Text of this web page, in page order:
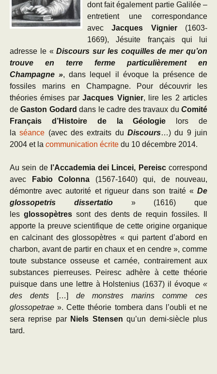
dont fait également partie Galilée –
entretient une correspondance
avecJacques Vignier (1603-
1669), Jésuite français qui lui
adresse le «Discours sur les coquilles de mer qu’on
trouve en terre ferme
particulièrement en
Champagne », dans lequel il évoque la présence de
fossiles marins en Champagne. Pour découvrir les
théories émises parJacques Vignier, lire les 2 articles
deGaston Godarddans le cadre des travaux duComité
Français d’Histoire de la Géologie
lors de
laséance (avec des extraits duDiscours…) du 9 juin
2004 et la communication écrite du 10 décembre 2014.
Au sein de l’Accademia dei Lincei, Pereisccorrespond
avec
Fabio Colonna (1567-1640) qui, de nouveau,
démontre avec autorité et rigueur dans son traité « De
glossopetris dissertatio » (1616) que
les glossopètressont des dents de requin fossiles. Il
apporte la preuve scientifique de cette origine organique
en calcinant des glossopètres « qui partent d’abord en
charbon, avant de partir en chaux et en cendre », comme
toute substance osseuse et carnée, contrairement aux
substances pierreuses. Peiresc adhère à cette théorie
puisque dans une lettre à Holstenius (1637) il évoque «
des dents
[…] de monstres marins comme ces
glossopetrae». Cette théorie tombera dans l’oubli et ne
sera reprise par Niels Stensen qu’un demi-siècle plus
tard.